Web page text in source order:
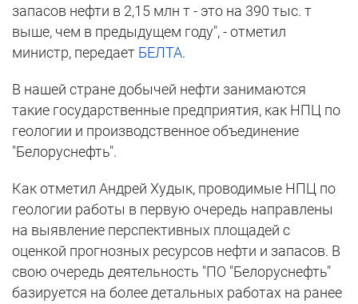
запасов нефти в 2,15 млн т - это на 390 тыс. т
выше, чем в предыдущем году", - отметил
министр, передает БЕЛТА.
В нашей стране добычей нефти занимаются
такие государственные предприятия, как НПЦ по
геологии и производственное объединение
"Белоруснефть".
Как отметил Андрей Худык, проводимые НПЦ по
геологии работы в первую очередь направлены
на выявление перспективных площадей с
оценкой прогнозных ресурсов нефти и запасов. В
свою очередь деятельность "ПО "Белоруснефть"
базируется на более детальных работах на ранее